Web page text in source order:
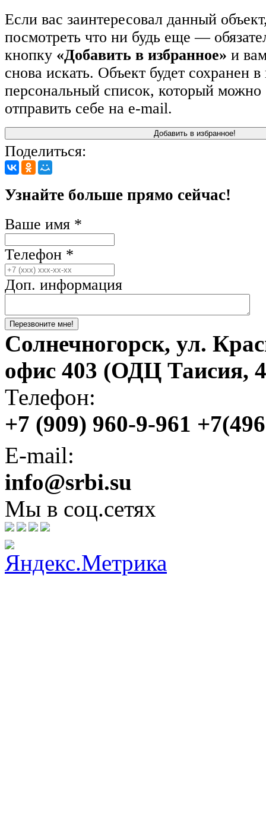
Если вас заинтересовал данный
посмотреть что ни будь еще —
кнопку «Добавить в избранное» и
снова искать. Объект будет сохранен
персональный список, который можно
отправить себе на e-mail.
Поделиться:
Узнайте больше прямо сейчас!
Ваше имя *
Телефон *
Доп. информация
Солнечногорск, ул.
офис 403 (ОДЦ Таисия,
Телефон:
+7 (909) 960-9-961
E-mail:
info@srbi.su
Мы в соц.сетях